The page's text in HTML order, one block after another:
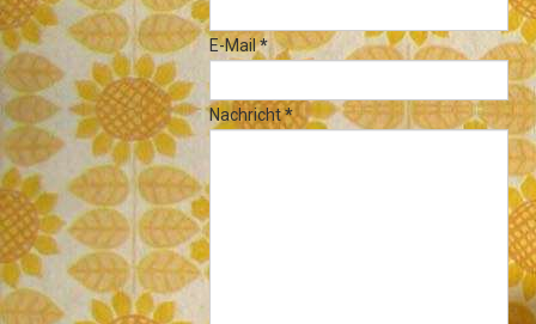
E-Mail*
Nachricht*